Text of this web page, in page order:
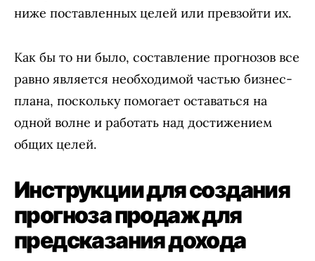
ниже поставленных целей или превзойти их.
Как бы то ни было, составление прогнозов все
равно является необходимой частью бизнес-
плана, поскольку помогает оставаться на
одной волне и работать над достижением
общих целей.
Инструкции для создания
прогноза продаж для
предсказания дохода